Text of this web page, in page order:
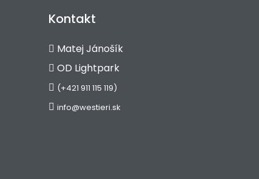
Kontakt
Matej Jánošík
OD Lightpark
(+421 911 115 119)
info@westieri.sk